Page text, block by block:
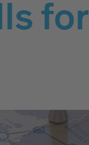
for